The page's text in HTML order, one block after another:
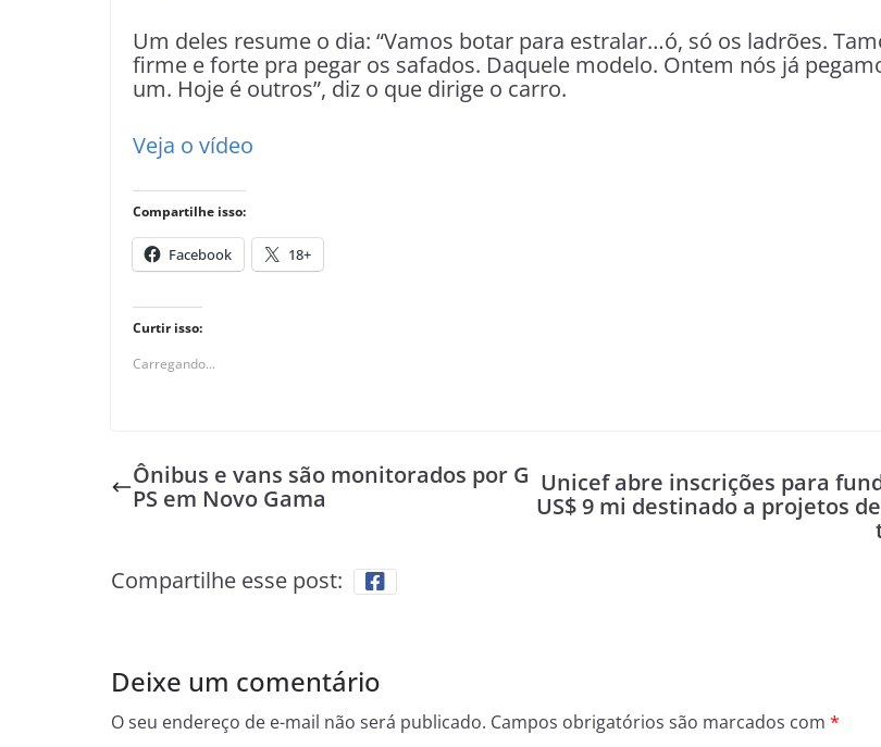
Um deles resume o dia: “Vamos botar para estralar…ó, só os ladrões.
firme e forte pra pegar os safados. Daquele modelo. Ontem nós já
um. Hoje é outros”, diz o que dirige o carro.
Veja o vídeo
Compartilhe isso:
Facebook 18+
Curtir isso:
Carregando...
Ônibus e vans são monitorados por G
PS em Novo Gama
Unicef abre inscrições para
US$ 9 mi destinado a projetos
Compartilhe esse post:
Deixe um comentário
O seu endereço de e-mail não será publicado. Campos obrigatórios são marcados com *